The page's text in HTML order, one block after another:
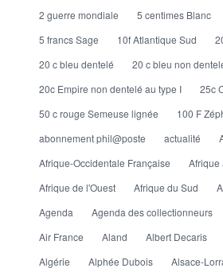
2 guerre mondiale
5 centimes Blanc
5 francs Sage
10f Atlantique Sud
20 c bleu dentelé
20 c bleu non
20c Empire non dentelé au type I
25c
50 c rouge Semeuse lignée
100 F
abonnement phil@poste
actualité
Afrique-Occidentale Française
Afrique
Afrique de l'Ouest
Afrique du Sud
Agenda
Agenda des collectionneurs
Air France
Aland Albert Decaris
Algérie
Alphée Dubois Alsace-